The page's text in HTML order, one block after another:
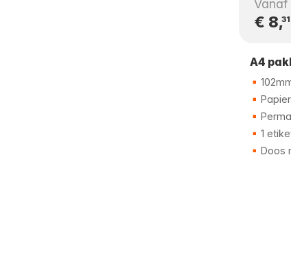
Vanaf
€ 8,31
A4
1
Doos